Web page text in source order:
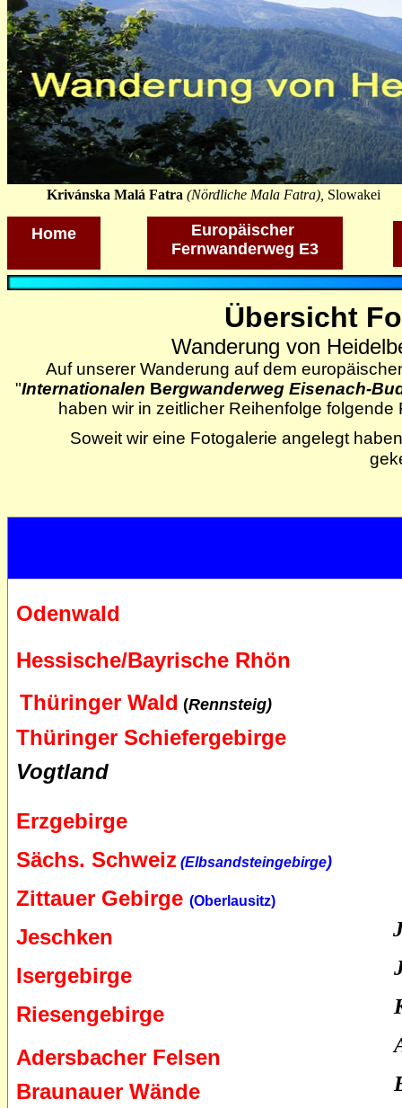
Krivánska Malá Fatra (Nördliche Mala Fatra), Slowakei
Home
Europäischer
Fernwanderweg E3
Übersicht
Wanderung von
Auf unserer Wanderung auf dem
"Internationalen Bergwanderweg Eisenach-
haben wir in zeitlicher Reihenfolge
Soweit wir eine Fotogalerie angelegt
Odenwald
Hessische/Bayrische Rhön
Thüringer Wald (Rennsteig)
Thüringer Schiefergebirge
Vogtland
Erzgebirge
Sächs. Schweiz (Elbsandsteingebirge)
Zittauer Gebirge (Oberlausitz)
Jeschken
Isergebirge
Riesengebirge
Adersbacher Felsen
Braunauer Wände